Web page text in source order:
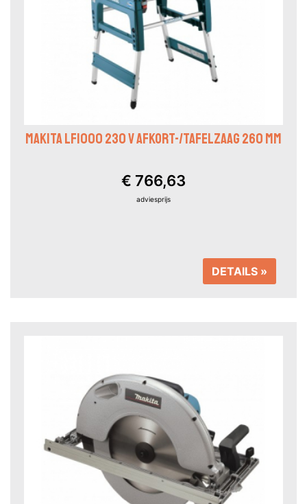
MAKITA LF1000 230 V AFKORT-/TAFELZAAG 260 MM
€ 766,63
adviesprijs
DETAILS »